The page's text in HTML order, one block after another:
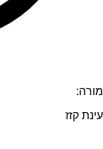
מורה:
עינת קזז